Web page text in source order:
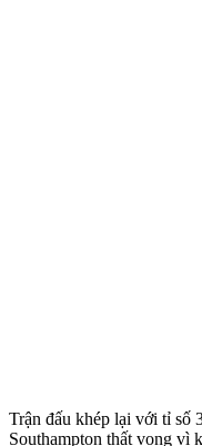
Trận đấu khép lại với tỉ số
Southampton thất vọng vì